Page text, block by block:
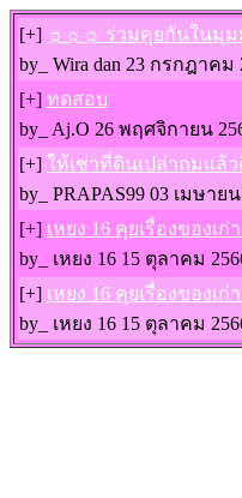
[+] ☼☼☼ ร่วมคุยกันในมุม
by_ Wira dan 23 กรกฎาคม
[+] ทดสอบ
by_ Aj.O 26 พฤศจิกายน
[+] ให้เช่าที่ดินเปล่าถมแล้
by_ PRAPAS99 03 เมษายน
[+] เหยง 16 คุยเรื่องของเ
by_ เหยง 16 15 ตุลาคม
[+] เหยง 16 คุยเรื่องของเ
by_ เหยง 16 15 ตุลาคม